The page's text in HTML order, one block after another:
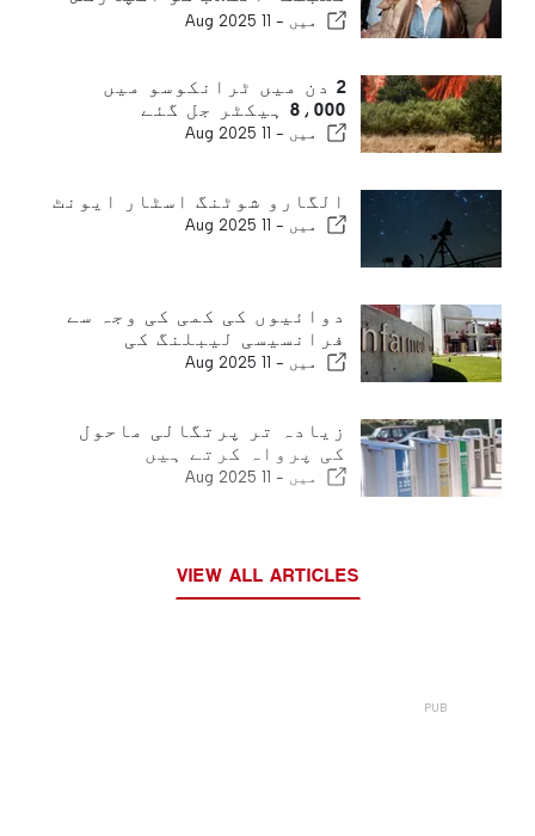
کرتا ہے
میں - 11 Aug 2025
2 دن میں ٹرانکوسو میں
8،000 ہیکٹر جل گئے
میں - 11 Aug 2025
الگارو شوٹنگ اسٹار ایونٹ
میں - 11 Aug 2025
دوائیوں کی کمی کی وجہ سے
فرانسیسی لیبلنگ کی
میں - 11 Aug 2025
زیادہ تر پرتگالی ماحول
کی پرواہ کرتے ہیں
میں - 11 Aug 2025
VIEW ALL ARTICLES